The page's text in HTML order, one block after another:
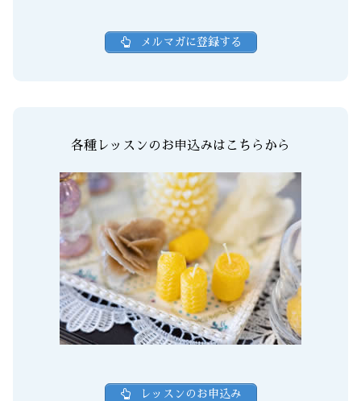
メルマガに登録する
各種レッスンのお申込みはこちらから
レッスンのお申込み